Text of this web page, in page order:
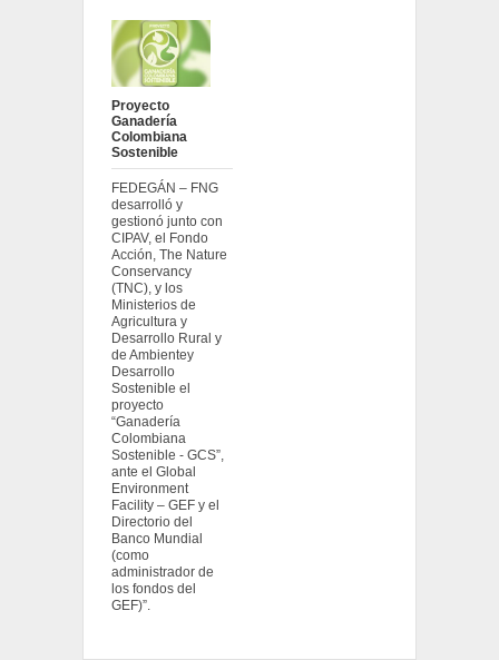
Proyecto
Ganadería
Colombiana
Sostenible
FEDEGÁN – FNG
desarrolló y
gestionó junto con
CIPAV, el Fondo
Acción, The Nature
Conservancy
(TNC), y los
Ministerios de
Agricultura y
Desarrollo Rural y
de Ambientey
Desarrollo
Sostenible el
proyecto
“Ganadería
Colombiana
Sostenible - GCS”,
ante el Global
Environment
Facility – GEF y el
Directorio del
Banco Mundial
(como
administrador de
los fondos del
GEF)”.